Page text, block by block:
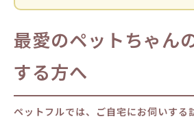
最愛のペットちゃん
する方へ
ペットフルでは、ご自宅にお伺いする